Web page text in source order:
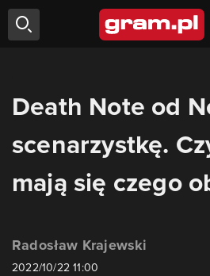
Death Note od
scenarzystkę.
mają się czego
Radosław Krajewski
2022/10/22 11:00